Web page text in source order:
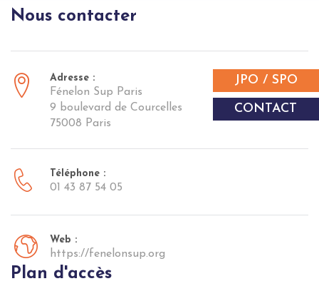
JPO / SPO
CONTACT
Nous contacter
Adresse :
Fénelon Sup Paris
9 boulevard de Courcelles
75008 Paris
Téléphone :
01 43 87 54 05
Web :
https://fenelonsup.org
Plan d'accès